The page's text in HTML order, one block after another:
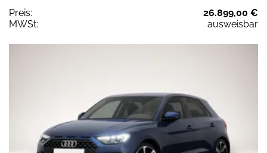
Preis:
26.899,00 €
MWSt:
ausweisbar